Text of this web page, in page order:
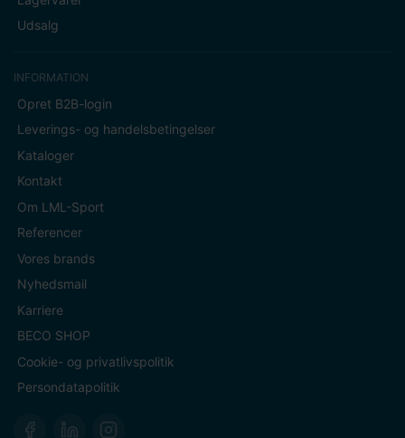
Udsalg
INFORMATION
Opret B2B-login
Leverings- og handelsbetingelser
Kataloger
Kontakt
Om LML-Sport
Referencer
Vores brands
Nyhedsmail
Karriere
BECO SHOP
Cookie- og privatlivspolitik
Persondatapolitik